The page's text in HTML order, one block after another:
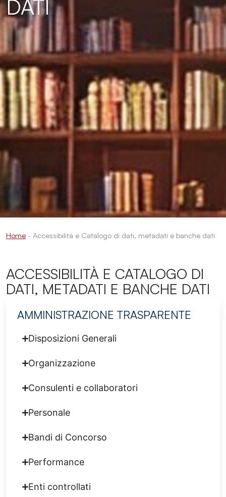
DATI
Home - Accessibilità e Catalogo di dati, metadati e banche dati
ACCESSIBILITÀ E CATALOGO DI
DATI, METADATI E BANCHE DATI
AMMINISTRAZIONE TRASPARENTE
Disposizioni Generali
Organizzazione
Consulenti e collaboratori
Personale
Bandi di Concorso
Performance
Enti controllati